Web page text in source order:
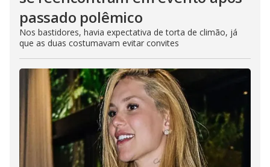
passado polêmico
Nos bastidores, havia expectativa de torta de climão, já
que as duas costumavam evitar convites